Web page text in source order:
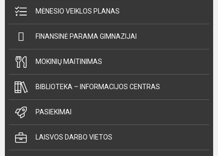
MĖNESIO VEIKLOS PLANAS
FINANSINĖ PARAMA GIMNAZIJAI
MOKINIŲ MAITINIMAS
BIBLIOTEKA – INFORMACIJOS CENTRAS
PASIEKIMAI
LAISVOS DARBO VIETOS